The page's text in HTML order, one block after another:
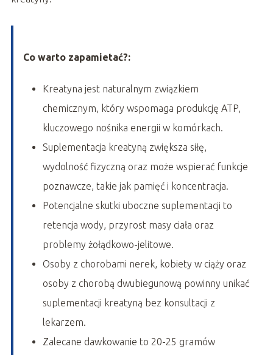
Co warto zapamietać?:
Kreatyna jest naturalnym związkiem
chemicznym, który wspomaga produkcję ATP,
kluczowego nośnika energii w komórkach.
Suplementacja kreatyną zwiększa siłę,
wydolność fizyczną oraz może wspierać funkcje
poznawcze, takie jak pamięć i koncentracja.
Potencjalne skutki uboczne suplementacji to
retencja wody, przyrost masy ciała oraz
problemy żołądkowo-jelitowe.
Osoby z chorobami nerek, kobiety w ciąży oraz
osoby z chorobą dwubiegunową powinny unikać
suplementacji kreatyną bez konsultacji z
lekarzem.
Zalecane dawkowanie to 20-25 gramów